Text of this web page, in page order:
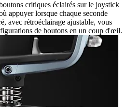
critiques éclairés sur le joystick
appuyer lorsque chaque seconde
avec rétroéclairage ajustable, vous
de boutons en un coup d'œil.